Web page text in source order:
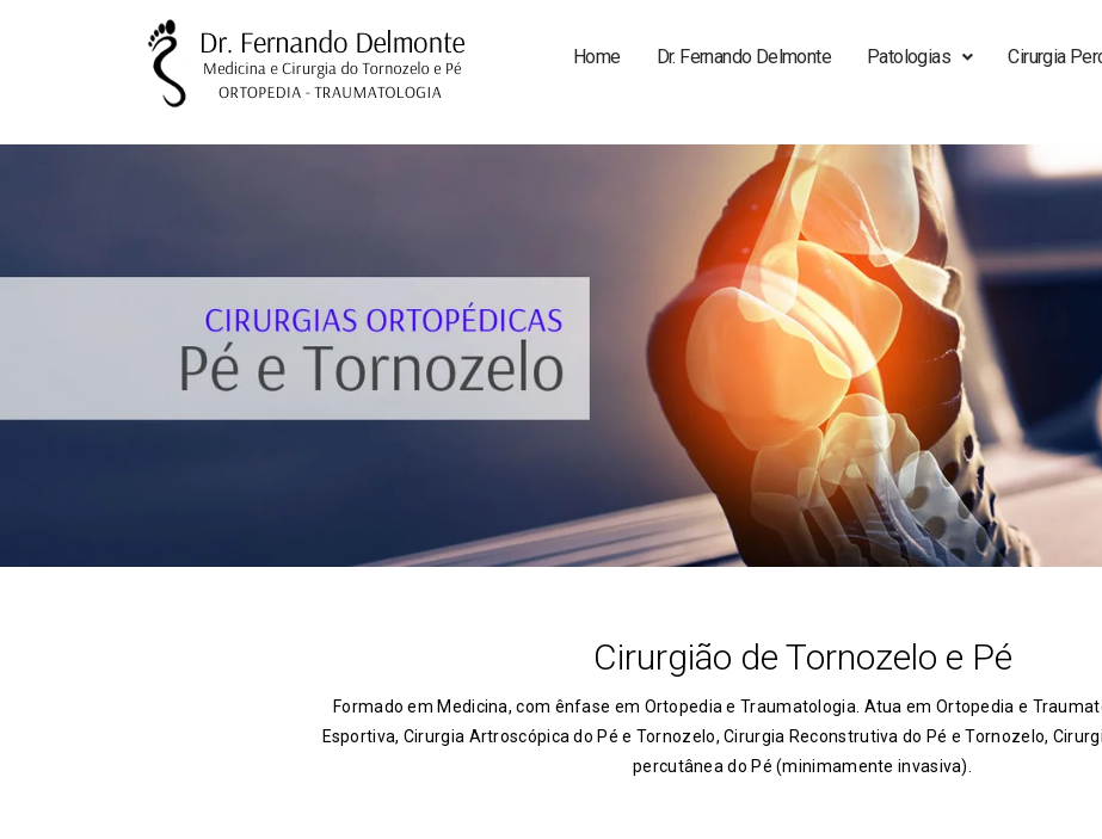
Home Dr. Fernando Delmonte Patologias Cirurgia
Cirurgião de Tornozelo e Pé
Formado em Medicina, com ênfase em Ortopedia e Traumatologia. Atua em Ortopedia e
Esportiva, Cirurgia Artroscópica do Pé e Tornozelo, Cirurgia Reconstrutiva do Pé e Tornozelo,
percutânea do Pé (minimamente invasiva).